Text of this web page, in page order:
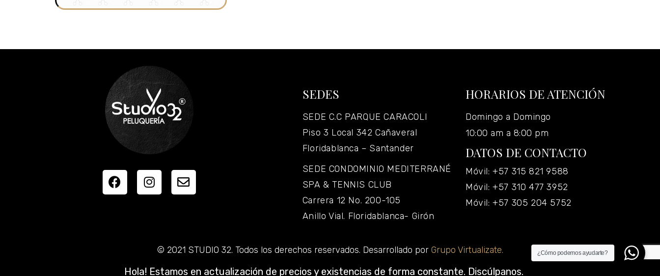
Hola! Estamos en actualización de precios y existencias de forma constante. Discúlpanos.
SEDES
SEDE C.C PARQUE CARACOLI
Piso 3 Local 342 Cañaveral
Floridablanca – Santander
SEDE CONDOMINIO MEDITERRANÉ
SPA & TENNIS CLUB
Carrera 12 No. 200-105
Anillo Vial. Floridablanca- Girón
HORARIOS DE ATENCIÓN
Domingo a Domingo
10:00 am a 8:00 pm
DATOS DE CONTACTO
Móvil: +57 315 821 9588
Móvil: +57 310 477 3952
Móvil: +57 305 204 5752
© 2021 STUDIO 32. Todos los derechos reservados. Desarrollado por Grupo Virtualizate. ¿Cómo podemos ayudarte?